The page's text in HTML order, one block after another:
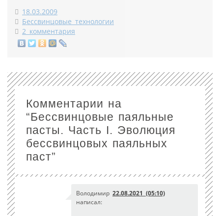
18.03.2009
Бессвинцовые технологии
2 комментария
Комментарии на
“Бессвинцовые паяльные
пасты. Часть I. Эволюция
бессвинцовых паяльных
паст”
Володимир 22.08.2021 (05:10)
написал: